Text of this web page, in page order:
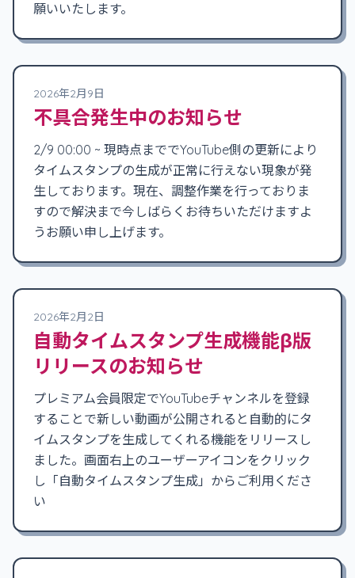
願いいたします。
2026年2月9日
不具合発生中のお知らせ
2/9 00:00 ~ 現時点まででYouTube側の更新により
タイムスタンプの生成が正常に行えない現象が発
生しております。現在、調整作業を行っておりま
すので解決まで今しばらくお待ちいただけますよ
うお願い申し上げます。
2026年2月2日
自動タイムスタンプ生成機能β版
リリースのお知らせ
プレミアム会員限定でYouTubeチャンネルを登録
することで新しい動画が公開されると自動的にタ
イムスタンプを生成してくれる機能をリリースし
ました。画面右上のユーザーアイコンをクリック
し「自動タイムスタンプ生成」からご利用くださ
い